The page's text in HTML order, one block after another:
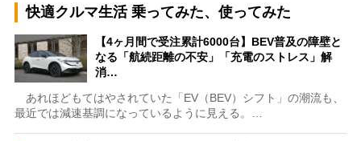
快適クルマ生活 乗ってみた、使ってみた
【4ヶ月間で受注累計6000台】BEV普及の障壁と
なる「航続距離の不安」「充電のストレス」解
消…
あれほどもてはやされていた「EV（BEV）シフト」の潮流も、
最近では減速基調になっているように見える。…